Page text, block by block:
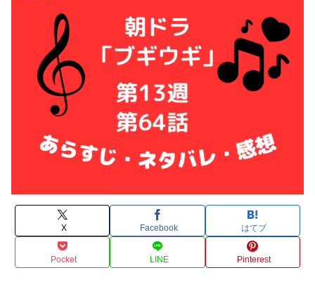
X Facebook はてブ
Pocket LINE Pinterest